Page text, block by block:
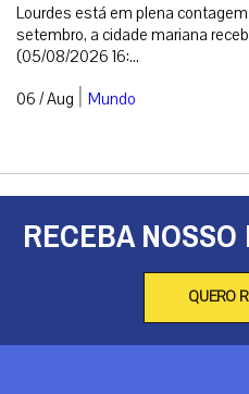
Lourdes está em plena
setembro, a cidade mariana
(05/08/2026 16:...
06 / Aug | Mundo
RECEBA
QUERO